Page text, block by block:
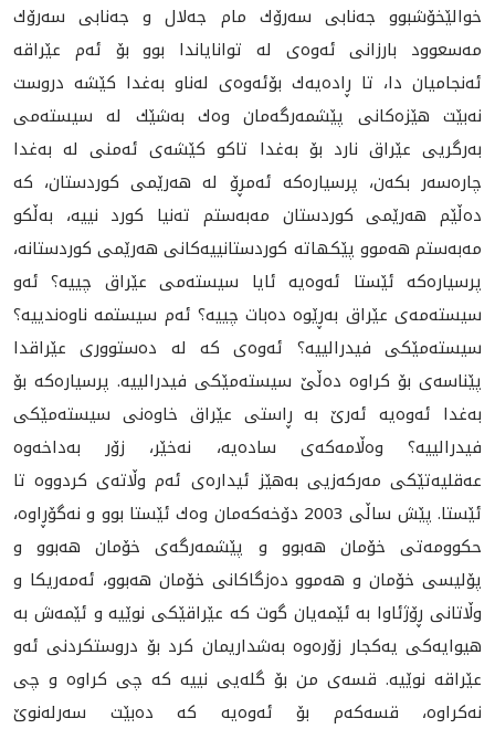
خوالێخۆشبوو جه‌نابی سه‌رۆك مام جه‌لال و جه‌نابی سه‌رۆك
مه‌سعوود بارزانی ئه‌وه‌ی له‌ توانایاندا بوو بۆ ئه‌م عێراقه‌
ئه‌نجامیان دا، تا ڕاده‌یه‌ك بۆئه‌وه‌ی له‌ناو به‌غدا كێشه‌ دروست
نه‌بێت هێزه‌كانی پێشمه‌رگه‌مان وه‌ك به‌شێك له‌ سیسته‌می
به‌رگریی عێراق نارد بۆ به‌غدا تاكو كێشه‌ی ئه‌منی له‌ به‌غدا
چاره‌سه‌ر بكه‌ن، پرسیاره‌كه‌ ئه‌مڕۆ له‌ هه‌رێمی كوردستان، كه‌
ده‌ڵێم هه‌رێمی كوردستان مه‌به‌ستم ته‌نیا كورد نییه‌، به‌ڵكو
مه‌به‌ستم هه‌موو پێكهاته كوردستانییه‌كانی هه‌رێمی كوردستانه‌،
پرسیاره‌كه‌ ئێستا ئه‌وه‌یه‌ ئایا سیسته‌می عێراق چییه‌؟ ئه‌و
سیسته‌مه‌ی عێراق به‌ڕێوه‌ ده‌بات چییه‌؟ ئه‌م سیستمه‌ ناوه‌ندییه‌؟
سیسته‌مێكی فیدرالییه‌؟ ئه‌وه‌ی كه‌ له‌ ده‌ستووری عێراقدا
پێناسه‌ی بۆ كراوه‌ ده‌ڵێ‌ سیسته‌مێكی فیدرالییه‌. پرسیاره‌كه‌ بۆ
به‌غدا ئه‌وه‌یه‌ ئه‌رێ به ‌ڕاستی عێراق خاوه‌نی سیسته‌مێكی
فیدرالییه‌؟ وه‌ڵامه‌كه‌ی ساده‌یه‌، نه‌خێر، زۆر به‌داخه‌وه‌
عه‌قلیه‌تێكی مه‌ركه‌زيی به‌هێز ئیداره‌ی ئه‌م وڵاته‌ی كردووه‌ تا
ئێستا. پێش ساڵی 2003 دۆخه‌كه‌مان وه‌ك ئێستا بوو و نه‌گۆڕاوه‌،
حكوومه‌تی خۆمان هه‌بوو و پێشمه‌رگه‌ی خۆمان هه‌بوو و
پۆلیسی خۆمان و هه‌موو ده‌زگاكانی خۆمان هه‌بوو، ئه‌مه‌ریكا و
وڵاتانی ڕۆژئاوا به‌ ئێمه‌یان گوت كه‌ عێراقێكی نوێیه‌ و ئێمه‌ش به‌
هیوایه‌كی یه‌كجار زۆره‌وه‌ به‌شداریمان كرد بۆ دروستكردنی ئه‌و
عێراقه‌ نوێیه‌. قسه‌ی من بۆ گله‌یی نییه‌ كه‌ چی كراوه‌ و چی
نه‌كراوه‌، قسه‌كه‌م بۆ ئه‌وه‌یه‌ كه‌ ده‌بێت سه‌رله‌نوێ